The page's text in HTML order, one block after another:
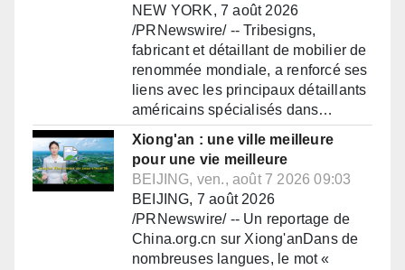
NEW YORK, 7 août 2026
/PRNewswire/ -- Tribesigns,
fabricant et détaillant de mobilier de
renommée mondiale, a renforcé ses
liens avec les principaux détaillants
américains spécialisés dans…
Xiong'an : une ville meilleure
pour une vie meilleure
BEIJING, ven., août 7 2026 09:03
BEIJING, 7 août 2026
/PRNewswire/ -- Un reportage de
China.org.cn sur Xiong'anDans de
nombreuses langues, le mot «